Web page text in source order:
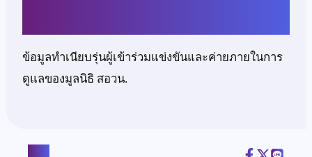
ข้อมูลทำเนียบรุ่นผู้เข้าร่วมแข่งขันและค่ายภายในการ
ดูแลของมูลนิธิ สอวน.